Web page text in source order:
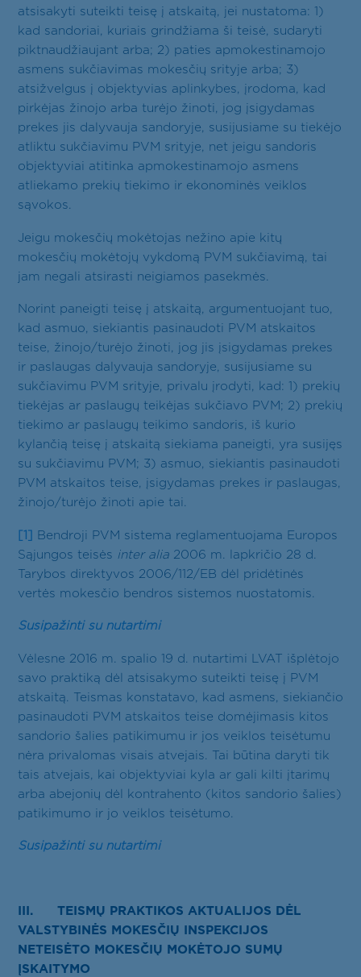
atsisakyti suteikti teisę į atskaitą, jei nustatoma: 1)
kad sandoriai, kuriais grindžiama ši teisė, sudaryti
piktnaudžiaujant arba; 2) paties apmokestinamojo
asmens sukčiavimas mokesčių srityje arba; 3)
atsižvelgus į objektyvias aplinkybes, įrodoma, kad
pirkėjas žinojo arba turėjo žinoti, jog įsigydamas
prekes jis dalyvauja sandoryje, susijusiame su tiekėjo
atliktu sukčiavimu PVM srityje, net jeigu sandoris
objektyviai atitinka apmokestinamojo asmens
atliekamo prekių tiekimo ir ekonominės veiklos
sąvokos.
Jeigu mokesčių mokėtojas nežino apie kitų
mokesčių mokėtojų vykdomą PVM sukčiavimą, tai
jam negali atsirasti neigiamos pasekmės.
Norint paneigti teisę į atskaitą, argumentuojant tuo,
kad asmuo, siekiantis pasinaudoti PVM atskaitos
teise, žinojo/turėjo žinoti, jog jis įsigydamas prekes
ir paslaugas dalyvauja sandoryje, susijusiame su
sukčiavimu PVM srityje, privalu įrodyti, kad: 1) prekių
tiekėjas ar paslaugų teikėjas sukčiavo PVM; 2) prekių
tiekimo ar paslaugų teikimo sandoris, iš kurio
kylančią teisę į atskaitą siekiama paneigti, yra susijęs
su sukčiavimu PVM; 3) asmuo, siekiantis pasinaudoti
PVM atskaitos teise, įsigydamas prekes ir paslaugas,
žinojo/turėjo žinoti apie tai.
[1]
Bendroji PVM sistema reglamentuojama Europos
Sąjungos teisės inter alia 2006 m. lapkričio 28 d.
Tarybos direktyvos 2006/112/EB dėl pridėtinės
vertės mokesčio bendros sistemos nuostatomis.
Susipažinti su nutartimi
Vėlesne 2016 m. spalio 19 d. nutartimi LVAT išplėtojo
savo praktiką dėl atsisakymo suteikti teisę į PVM
atskaitą. Teismas konstatavo, kad asmens, siekiančio
pasinaudoti PVM atskaitos teise domėjimasis kitos
sandorio šalies patikimumu ir jos veiklos teisėtumu
nėra privalomas visais atvejais. Tai būtina daryti tik
tais atvejais, kai objektyviai kyla ar gali kilti įtarimų
arba abejonių dėl kontrahento (kitos sandorio šalies)
patikimumo ir jo veiklos teisėtumo.
Susipažinti su nutartimi
III. TEISMŲ PRAKTIKOS AKTUALIJOS DĖL
VALSTYBINĖS MOKESČIŲ INSPEKCIJOS
NETEISĖTO MOKESČIŲ MOKĖTOJO SUMŲ
ĮSKAITYMO